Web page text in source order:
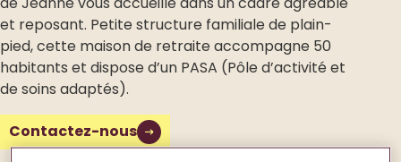
et reposant. Petite structure familiale de plain-
pied, cette maison de retraite accompagne 50
habitants et dispose d’un PASA (Pôle d’activité et
de soins adaptés).
Contactez-nous